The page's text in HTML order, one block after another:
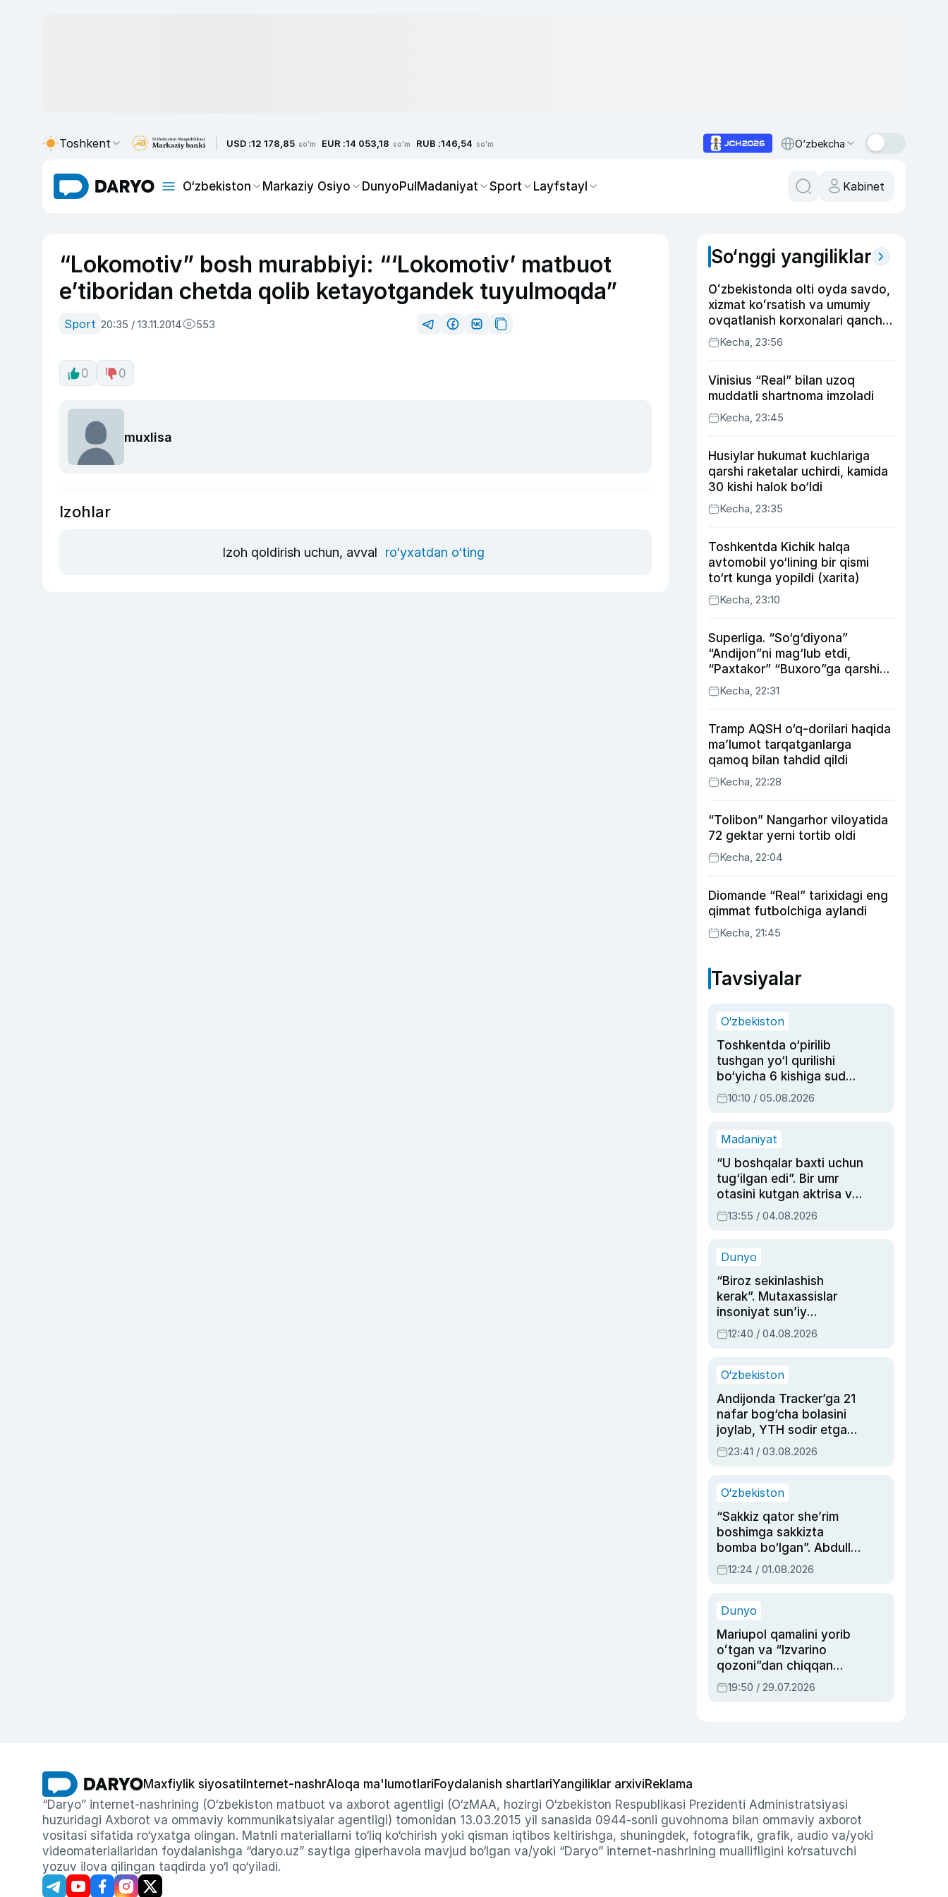
Toshkent USD :12 178,85 so'm EUR :14 053,18 so'm RUB :146,54 so'm O‘zbekcha
O‘zbekiston Markaziy Osiyo DunyoPulMadaniyat Sport Layfstayl Kabinet
“Lokomotiv” bosh murabbiyi: “‘Lokomotiv’ matbuot
e’tiboridan chetda qolib ketayotgandek tuyulmoqda”
Sport 20:35 / 13.11.2014 553
0 0
muxlisa
Izohlar
Izoh qoldirish uchun, avval ro‘yxatdan o‘ting
So‘nggi yangiliklar
Oʻzbekistonda olti oyda savdo,
xizmat koʻrsatish va umumiy
ovqatlanish korxonalari qancha
soliq toʻlagani ochiqlandi
Kecha, 23:56
Vinisius “Real” bilan uzoq
muddatli shartnoma imzoladi
Kecha, 23:45
Husiylar hukumat kuchlariga
qarshi raketalar uchirdi, kamida
30 kishi halok bo‘ldi
Kecha, 23:35
Toshkentda Kichik halqa
avtomobil yo‘lining bir qismi
to‘rt kunga yopildi (xarita)
Kecha, 23:10
Superliga. “So‘g‘diyona”
“Andijon”ni mag‘lub etdi,
“Paxtakor” “Buxoro”ga qarshi
bahsda g‘alabani qo‘ldan
chiqardi
Kecha, 22:31
Tramp AQSH o‘q-dorilari haqida
ma’lumot tarqatganlarga
qamoq bilan tahdid qildi
Kecha, 22:28
“Tolibon” Nangarhor viloyatida
72 gektar yerni tortib oldi
Kecha, 22:04
Diomande “Real” tarixidagi eng
qimmat futbolchiga aylandi
Kecha, 21:45
Tavsiyalar
O‘zbekiston
Toshkentda o‘pirilib
tushgan yo‘l qurilishi
bo‘yicha 6 kishiga sud
hukmi o‘qildi
10:10 / 05.08.2026
Madaniyat
“U boshqalar baxti uchun
tug‘ilgan edi”. Bir umr
otasini kutgan aktrisa va
dublyaj ustasi Rimma
Ahmedovaning
13:55 / 04.08.2026
Dunyo
“Biroz sekinlashish
kerak”. Mutaxassislar
insoniyat sun’iy
intellektni boshqara
olmay qolishidan xavotir
12:40 / 04.08.2026
O‘zbekiston
Andijonda Tracker’ga 21
nafar bog‘cha bolasini
joylab, YTH sodir etgan
ayolga sud hukmi o‘qildi
23:41 / 03.08.2026
O‘zbekiston
“Sakkiz qator she’rim
boshimga sakkizta
bomba bo‘lgan”. Abdulla
Oripovni siyosiy
ayblovlardan asrab
12:24 / 01.08.2026
Dunyo
Mariupol qamalini yorib
oʻtgan va “Izvarino
qozoni”dan chiqqan
qahramon — Ukraina
armiyasi bosh
19:50 / 29.07.2026
Maxfiylik siyosati Internet-nashrAloqa ma'lumotlariFoydalanish shartlariYangiliklar arxiviReklama
“Daryo” internet-nashrining (O‘zbekiston matbuot va axborot agentligi (O‘zMAA, hozirgi O‘zbekiston Respublikasi Prezidenti Administratsiyasi
huzuridagi Axborot va ommaviy kommunikatsiyalar agentligi) tomonidan 13.03.2015 yil sanasida 0944-sonli guvohnoma bilan ommaviy axborot
vositasi sifatida ro‘yxatga olingan. Matnli materiallarni to‘liq ko‘chirish yoki qisman iqtibos keltirishga, shuningdek, fotografik, grafik, audio va/yoki
videomateriallaridan foydalanishga “daryo.uz” saytiga giperhavola mavjud bo‘lgan va/yoki “Daryo” internet-nashrining muallifligini ko‘rsatuvchi
yozuv ilova qilingan taqdirda yo‘l qo‘yiladi.